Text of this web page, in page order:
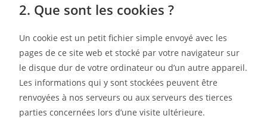
2. Que sont les cookies ?
Un cookie est un petit fichier simple envoyé avec les
pages de ce site web et stocké par votre navigateur sur
le disque dur de votre ordinateur ou d’un autre appareil.
Les informations qui y sont stockées peuvent être
renvoyées à nos serveurs ou aux serveurs des tierces
parties concernées lors d’une visite ultérieure.